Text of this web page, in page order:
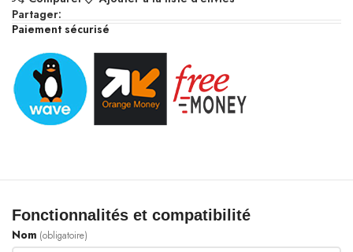
Partager:
Paiement sécurisé
Fonctionnalités et compatibilité
Nom (obligatoire)